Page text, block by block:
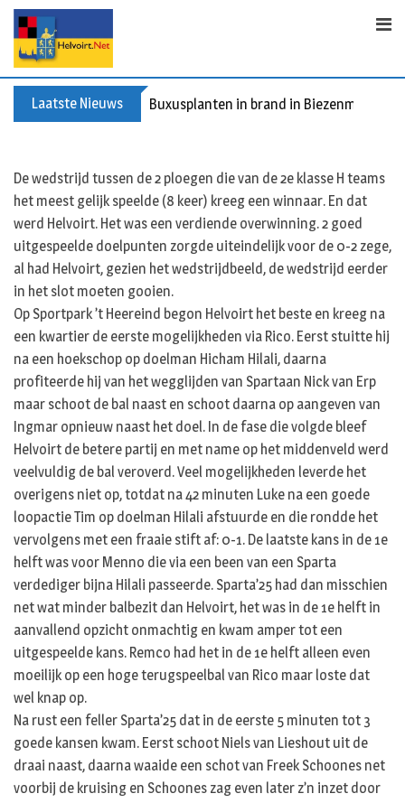
p
Laatste Nieuws Buxusplanten in brand in Biezenmortel,
De wedstrijd tussen de 2 ploegen die van de 2e klasse H teams
het meest gelijk speelde (8 keer) kreeg een winnaar. En dat
werd Helvoirt. Het was een verdiende overwinning. 2 goed
uitgespeelde doelpunten zorgde uiteindelijk voor de 0-2 zege,
al had Helvoirt, gezien het wedstrijdbeeld, de wedstrijd eerder
in het slot moeten gooien.
Op Sportpark ’t Heereind begon Helvoirt het beste en kreeg na
een kwartier de eerste mogelijkheden via Rico. Eerst stuitte hij
na een hoekschop op doelman Hicham Hilali, daarna
profiteerde hij van het wegglijden van Spartaan Nick van Erp
maar schoot de bal naast en schoot daarna op aangeven van
Ingmar opnieuw naast het doel. In de fase die volgde bleef
Helvoirt de betere partij en met name op het middenveld werd
veelvuldig de bal veroverd. Veel mogelijkheden leverde het
overigens niet op, totdat na 42 minuten Luke na een goede
loopactie Tim op doelman Hilali afstuurde en die rondde het
vervolgens met een fraaie stift af: 0-1. De laatste kans in de 1e
helft was voor Menno die via een been van een Sparta
verdediger bijna Hilali passeerde. Sparta’25 had dan misschien
net wat minder balbezit dan Helvoirt, het was in de 1e helft in
aanvallend opzicht onmachtig en kwam amper tot een
uitgespeelde kans. Remco had het in de 1e helft alleen even
moeilijk op een hoge terugspeelbal van Rico maar loste dat
wel knap op.
Na rust een feller Sparta’25 dat in de eerste 5 minuten tot 3
goede kansen kwam. Eerst schoot Niels van Lieshout uit de
draai naast, daarna waaide een schot van Freek Schoones net
voorbij de kruising en Schoones zag even later z’n inzet door